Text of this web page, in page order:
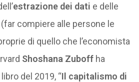
estrazione dei dati e delle
compiere alle persone le
di quello che l’economista
Shoshana Zuboffha
del 2019, “Il capitalismo di